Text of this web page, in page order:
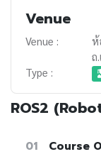
Venue
Venue :
ห้
ถ
Type :
ROS2
01 Course